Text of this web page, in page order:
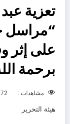
تعزية
“مراسل
على إثر
برحمة
مشاهدات :
هيئة التحرير